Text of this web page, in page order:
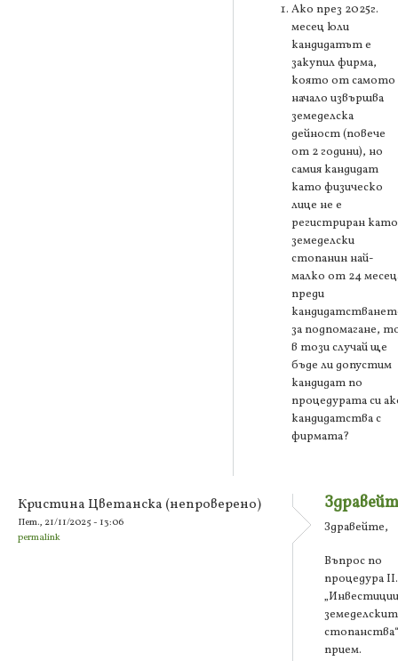
Ако през 2025г.
месец юли
кандидатът е
закупил фирма,
която от самото
начало извършва
земеделска
дейност (повече
от 2 години), но
самия кандидат
като физическо
лице не е
регистриран като
земеделски
стопанин най-
малко от 24
преди
за подпомагане,
в този случай ще
бъде ли допустим
кандидат по
процедурата си
кандидатства с
фирмата?
Кристина Цветанска (непроверено)
Пет., 21/11/2025 - 13:06
permalink
Здравейте,
Въпрос по
процедура
прием.